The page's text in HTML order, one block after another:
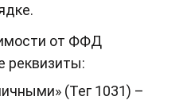
от ФФД
реквизиты:
(Тег 1031) –